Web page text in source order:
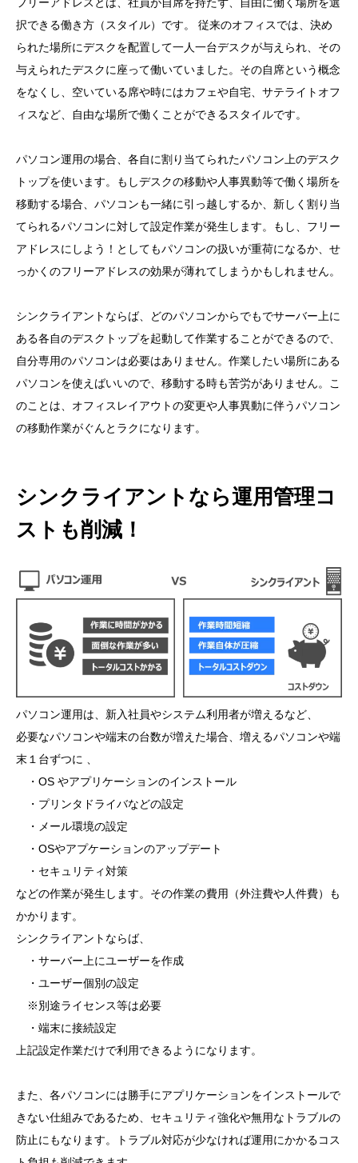
フリーアドレスとは、社員が自席を持たず、自由に働く場所を選
択できる働き方（スタイル）です。 従来のオフィスでは、決め
られた場所にデスクを配置して一人一台デスクが与えられ、その
与えられたデスクに座って働いていました。その自席という概念
をなくし、空いている席や時にはカフェや自宅、サテライトオフ
ィスなど、自由な場所で働くことができるスタイルです。
パソコン運用の場合、各自に割り当てられたパソコン上のデスク
トップを使います。もしデスクの移動や人事異動等で働く場所を
移動する場合、パソコンも一緒に引っ越しするか、新しく割り当
てられるパソコンに対して設定作業が発生します。もし、フリー
アドレスにしよう！としてもパソコンの扱いが重荷になるか、せ
っかくのフリーアドレスの効果が薄れてしまうかもしれません。
シンクライアントならば、どのパソコンからでもでサーバー上に
ある各自のデスクトップを起動して作業することができるので、
自分専用のパソコンは必要はありません。作業したい場所にある
パソコンを使えばいいので、移動する時も苦労がありません。こ
のことは、オフィスレイアウトの変更や人事異動に伴うパソコン
の移動作業がぐんとラクになります。
シンクライアントなら運用管理コ
ストも削減！
パソコン運用は、新入社員やシステム利用者が増えるなど、
必要なパソコンや端末の台数が増えた場合、増えるパソコンや端
末１台ずつに 、
・OS やアプリケーションのインストール
・プリンタドライバなどの設定
・メール環境の設定
・OSやアプケーションのアップデート
・セキュリティ対策
などの作業が発生します。その作業の費用（外注費や人件費）も
かかります。
シンクライアントならば、
・サーバー上にユーザーを作成
・ユーザー個別の設定
※別途ライセンス等は必要
・端末に接続設定
上記設定作業だけで利用できるようになります。
また、各パソコンには勝手にアプリケーションをインストールで
きない仕組みであるため、セキュリティ強化や無用なトラブルの
防止にもなります。トラブル対応が少なければ運用にかかるコス